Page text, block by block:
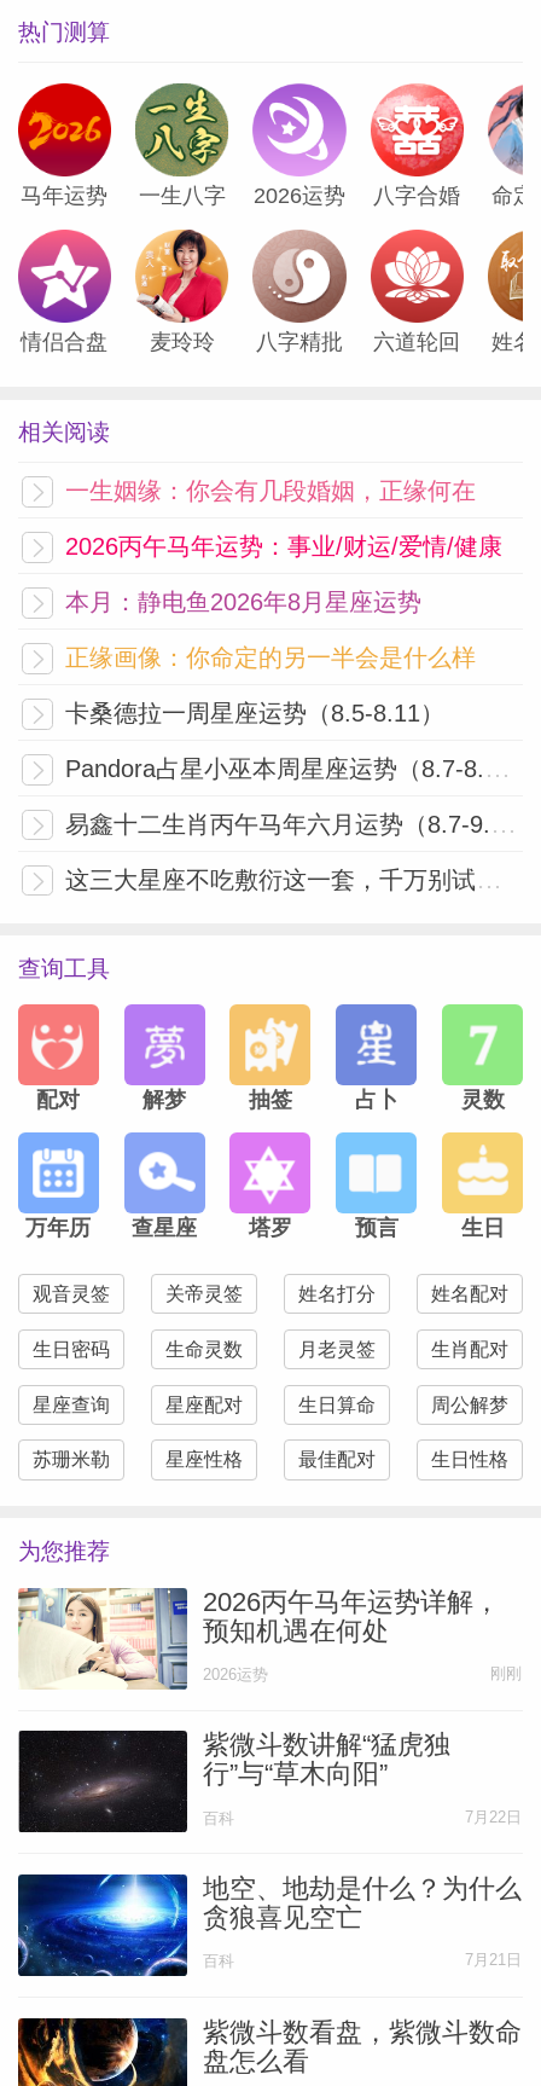
热门测算
马年运势 一生八字 2026运势 八字合婚 命定
情侣合盘 麦玲玲 八字精批 六道轮回 姓名
相关阅读
一生姻缘：你会有几段婚姻，正缘何在
2026丙午马年运势：事业/财运/爱情/健康
本月：静电鱼2026年8月星座运势
正缘画像：你命定的另一半会是什么样
卡桑德拉一周星座运势（8.5-8.11）
Pandora占星小巫本周星座运势（8.7-8.13）
易鑫十二生肖丙午马年六月运势（8.7-9.6）
这三大星座不吃敷衍这一套，千万别试探！
查询工具
配对 解梦 抽签 占卜 灵数
万年历 查星座 塔罗 预言 生日
观音灵签 关帝灵签 姓名打分 姓名配对
生日密码 生命灵数 月老灵签 生肖配对
星座查询 星座配对 生日算命 周公解梦
苏珊米勒 星座性格 最佳配对 生日性格
为您推荐
2026丙午马年运势详解，
预知机遇在何处
2026运势 刚刚
紫微斗数讲解“猛虎独
行”与“草木向阳”
百科 7月22日
地空、地劫是什么？为什么
贪狼喜见空亡
百科 7月21日
紫微斗数看盘，紫微斗数命
盘怎么看